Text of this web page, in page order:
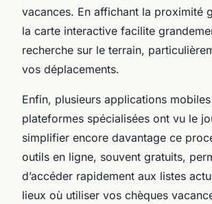
vacances. En affichant la proximité
la carte interactive facilite
recherche sur le terrain,
vos déplacements.
Enfin, plusieurs applications
plateformes spécialisées ont vu le
simplifier encore davantage ce
outils en ligne, souvent gratuits,
d’accéder rapidement aux listes
lieux où utiliser vos chèques